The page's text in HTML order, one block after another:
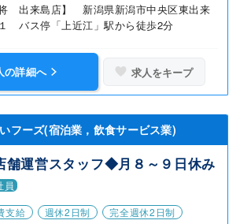
将 出来島店】 新潟県新潟市中央区東出来
バス停「上近江」駅から徒歩2分
の詳細へ 求人をキープ
フーズ(宿泊業，飲食サービス業)
舗運営スタッフ◆月８～９日休み
員
支給 週休2日制
完全週休2日制